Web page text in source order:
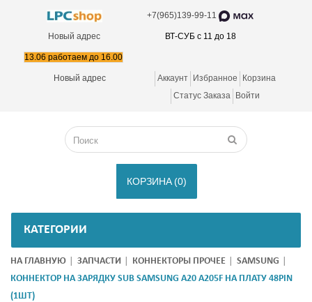
+7(965)139-99-11
Новый адрес ВТ-СУБ с 11 до 18
13.06 работаем до 16.00
Новый адрес Аккаунт Избранное
Корзина
Статус Заказа
Войти
КОРЗИНА (0)
КАТЕГОРИИ
НА ГЛАВНУЮ ЗАПЧАСТИ КОННЕКТОРЫ ПРОЧЕЕ
SAMSUNG
КОННЕКТОР НА ЗАРЯДКУ SUB SAMSUNG A20 A205F НА ПЛАТУ 48PIN
(1ШТ)